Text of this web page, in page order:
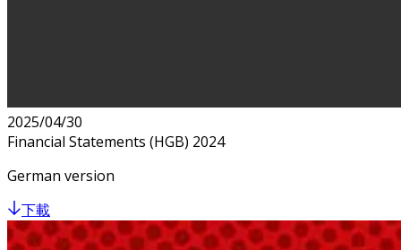
2025/04/30
Financial Statements (HGB) 2024
German version
下載